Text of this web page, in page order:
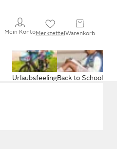
Mein KontoMerkzettelWarenkorb
Back to School
Urlaubsfeeling